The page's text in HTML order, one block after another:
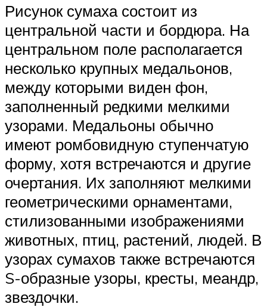
Рисунок сумаха состоит из
центральной части и бордюра. На
центральном поле располагается
несколько крупных медальонов,
между которыми виден фон,
заполненный редкими мелкими
узорами. Медальоны обычно
имеют ромбовидную ступенчатую
форму, хотя встречаются и другие
очертания. Их заполняют мелкими
геометрическими орнаментами,
стилизованными изображениями
животных, птиц, растений, людей. В
узорах сумахов также встречаются
S-образные узоры, кресты, меандр,
звездочки.